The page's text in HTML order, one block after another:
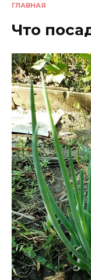
ГЛАВНАЯ
Что